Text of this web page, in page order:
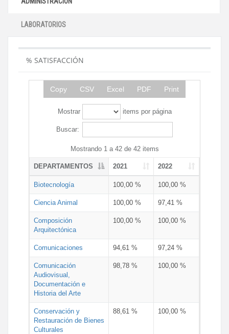
LABORATORIOS
% SATISFACCIÓN
Copy CSV Excel PDF Print
Mostrar items por página
Buscar:
Mostrando 1 a 42 de 42 items
DEPARTAMENTOS 2021 2022
Biotecnología 100,00 % 100,00 %
Ciencia Animal 100,00 % 97,41 %
Composición
Arquitectónica
100,00 % 100,00 %
Comunicaciones 94,61 % 97,24 %
Comunicación
Audiovisual,
Documentación e
Historia del Arte
98,78 % 100,00 %
Conservación y
Restauración de Bienes
Culturales
88,61 % 100,00 %